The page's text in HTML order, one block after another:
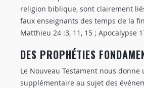
religion biblique, sont clairement
faux enseignants des temps de la
Matthieu 24 :3, 11, 15 ; Apocalypse
DES PROPHÉTIES
Le Nouveau Testament nous donne
supplémentaire au sujet des